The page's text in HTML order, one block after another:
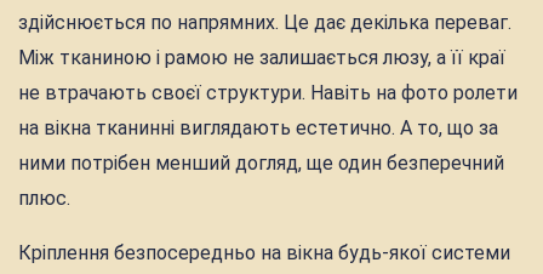
здійснюється по напрямних. Це дає декілька переваг.
Між тканиною і рамою не залишається люзу, а її краї
не втрачають своєї структури. Навіть на фото ролети
на вікна тканинні виглядають естетично. А то, що за
ними потрібен менший догляд, ще один безперечний
плюс.
Кріплення безпосередньо на вікна будь-якої системи